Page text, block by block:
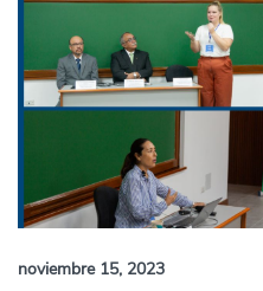
noviembre 15, 2023